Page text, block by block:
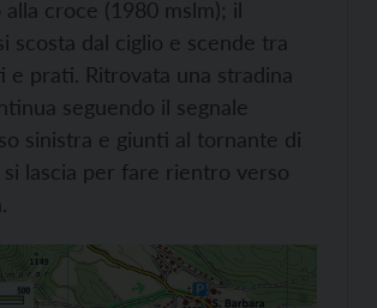
croce (1980 mslm); il
scosta dal ciglio e scende tra
e prati. Ritrovata una stradina
seguendo il segnale
sinistra e giunti al tornante di
lascia per fare rientro verso